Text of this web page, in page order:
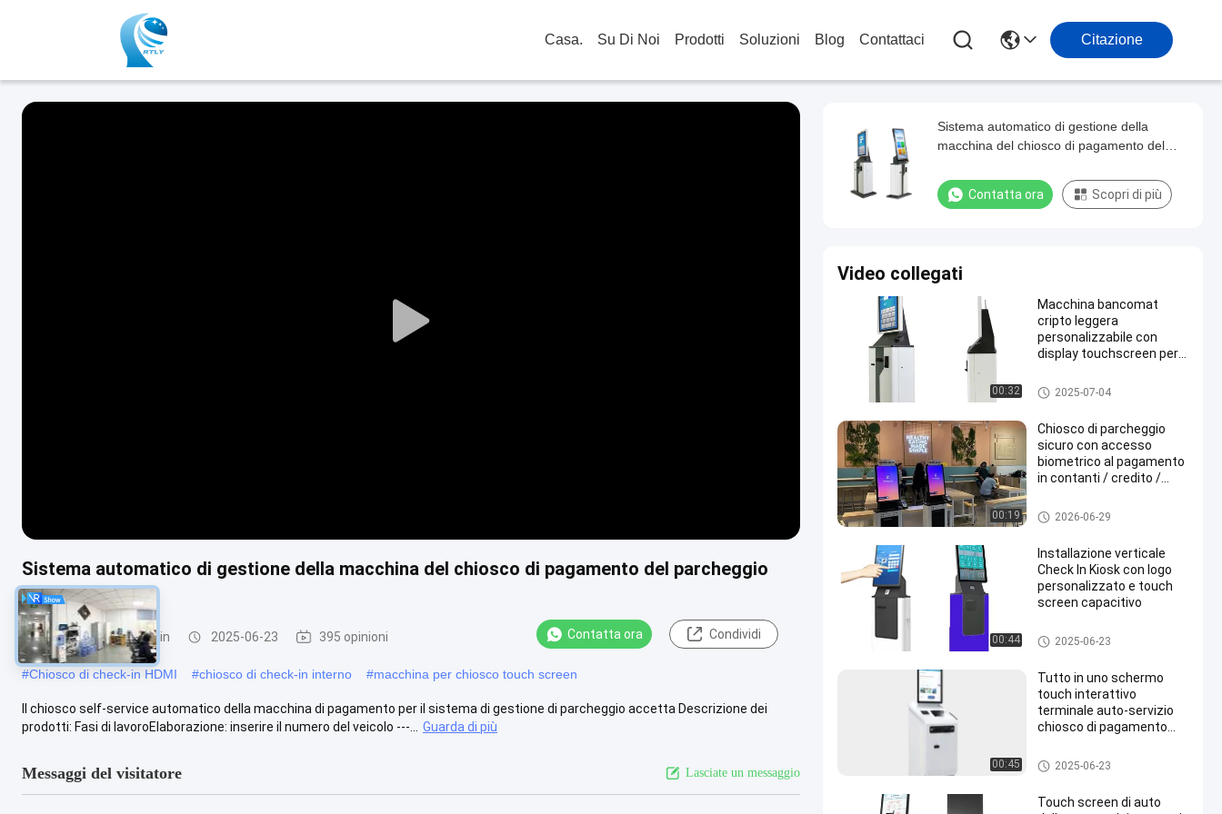
Casa. Su Di Noi Prodotti Soluzioni Blog Contattaci Citazione
Play
Sistema automatico di gestione della macchina del chiosco di pagamento del parcheggio
automatico
Chiosco per il check-in 2025-06-23 395 opinioni Contatta ora Condividi
#Chiosco di check-in HDMI #chiosco di check-in interno #macchina per chiosco touch screen
Il chiosco self-service automatico della macchina di pagamento per il sistema di gestione di parcheggio accetta Descrizione dei
prodotti: Fasi di lavoroElaborazione: inserire il numero del veicolo ---...
Guarda di più
Messaggi del visitatore Lasciate un messaggio
Sistema automatico di gestione della
macchina del chiosco di pagamento del
Contatta ora Scopri di più
Video collegati
00:32
Macchina bancomat
cripto leggera
personalizzabile con
display touchscreen per
carte di credito
Bancomat crittografico
2025-07-04
00:19
Chiosco di parcheggio
sicuro con accesso
biometrico al pagamento
in contanti / credito /
Fi / Ethernet
Chiosco parcheggio
2026-06-29
00:44
Installazione verticale
Check In Kiosk con logo
personalizzato e touch
screen capacitivo
Chiosco per il check-in
2025-06-23
00:45
Tutto in uno schermo
touch interattivo
terminale auto-servizio
chiosco di pagamento
Chiosco self-service
2025-06-23
Touch screen di auto